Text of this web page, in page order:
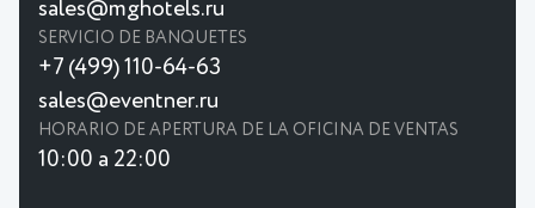
sales@mghotels.ru
SERVICIO DE BANQUETES
+7 (499) 110-64-63
sales@eventner.ru
HORARIO DE APERTURA DE LA OFICINA DE VENTAS
10:00 a 22:00